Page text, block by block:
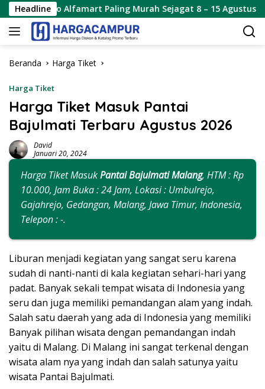
Langsung
ke
konten
Headline
Alfamart Paling Murah Sejagat 8 – 15 Agustus 2026
Beranda Harga Tiket
Harga Tiket
Harga Tiket Masuk Pantai
Bajulmati Terbaru Agustus 2026
David
Januari 20, 2024
Harga Tiket MasukPantai Bajulmati Malang, HTM : Rp
10.000, Jam Buka : 24 Jam, Lokasi : Umbulrejo,
Gajahrejo, Gedangan, Malang, Jawa Timur, Indonesia,
Telepon : -.
Liburan menjadi kegiatan yang sangat seru karena
sudah di nanti-nanti di kala kegiatan sehari-hari yang
padat. Banyak sekali tempat wisata di Indonesia yang
seru dan juga memiliki pemandangan alam yang indah.
Salah satu daerah yang ada di Indonesia yang memiliki
Banyak pilihan wisata dengan pemandangan indah
yaitu di Malang. Di Malang ini sangat terkenal dengan
wisata alam nya yang indah dan salah satunya yaitu
wisata Pantai Bajulmati.